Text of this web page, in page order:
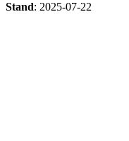
Stand: 2025-07-22